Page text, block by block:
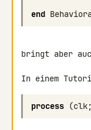
end
bringt aber
In einem
process (clk;